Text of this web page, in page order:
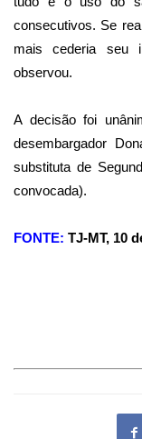
consecutivos. Se
mais cederia seu
observou.
A decisão foi
desembargador
substituta de
convocada).
FONTE: TJ-MT, 10